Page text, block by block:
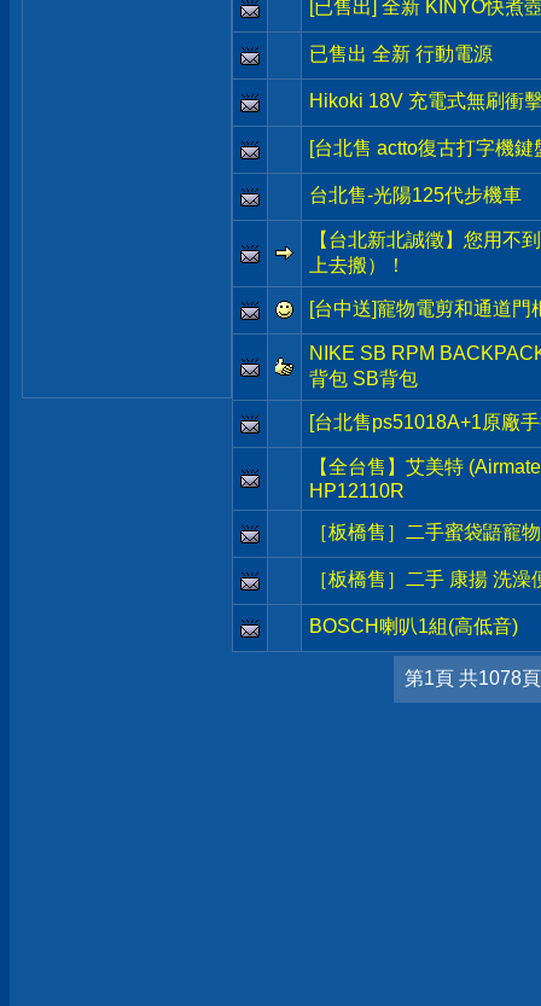
[已售出] 全新 KINYO快煮
已售出 全新 行動電源
Hikoki 18V 充電式無刷衝
[台北售 actto復古打字機鍵
台北售-光陽125代步機車
【台北新北誠徵】您用不
上去搬）！
[台中送]寵物電剪和通道門
NIKE SB RPM
背包 SB背包
[台北售ps51018A+1原廠
【全台售】艾美特
HP12110R
［板橋售］二手蜜袋鼯寵
［板橋售］二手 康揚 洗
BOSCH喇叭1組(高低音)
第1頁 共1078頁